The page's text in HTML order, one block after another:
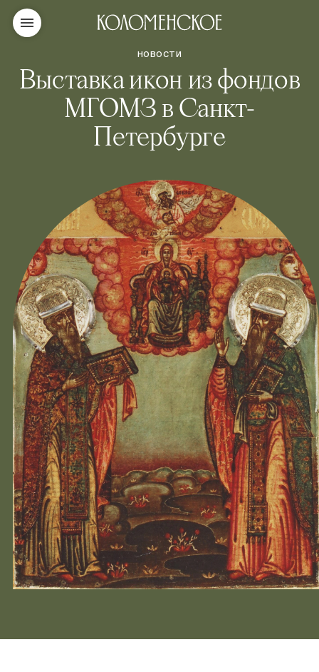
НОВОСТИ
Выставка икон из фондов
МГОМЗ в Санкт-
Петербурге